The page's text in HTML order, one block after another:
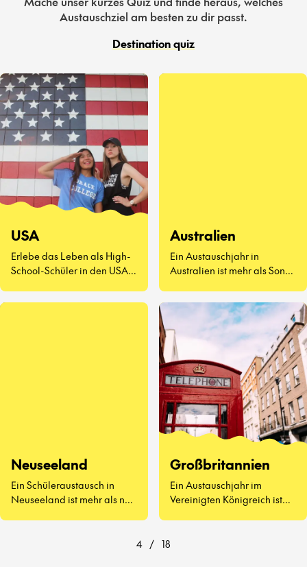
Austauschziel am besten zu dir passt.
Destination quiz
USA
Erlebe das Leben als High-
School-Schüler in den USA –
Australien
Ein Austauschjahr in
Australien ist mehr als Sonne
kennenzulernen, Vegemite
zu probieren (ja, wirklich)
und zu erleben, wie sich der
Schulalltag auf der anderen
Seite der Welt anfühlt.
Neuseeland
Ein Schüleraustausch in
Neuseeland ist mehr als nur
Großbritannien
Ein Austauschjahr im
Vereinigten Königreich ist
4 / 18